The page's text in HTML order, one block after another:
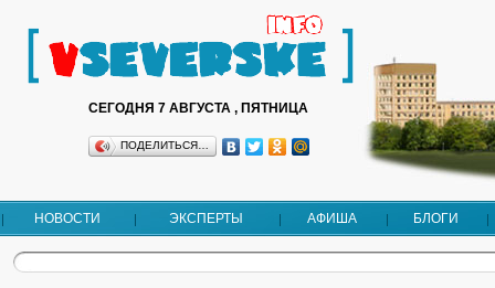
СЕГОДНЯ 7 АВГУСТА , ПЯТНИЦА
ПОДЕЛИТЬСЯ…
НОВОСТИ ЭКСПЕРТЫ АФИША БЛОГИ